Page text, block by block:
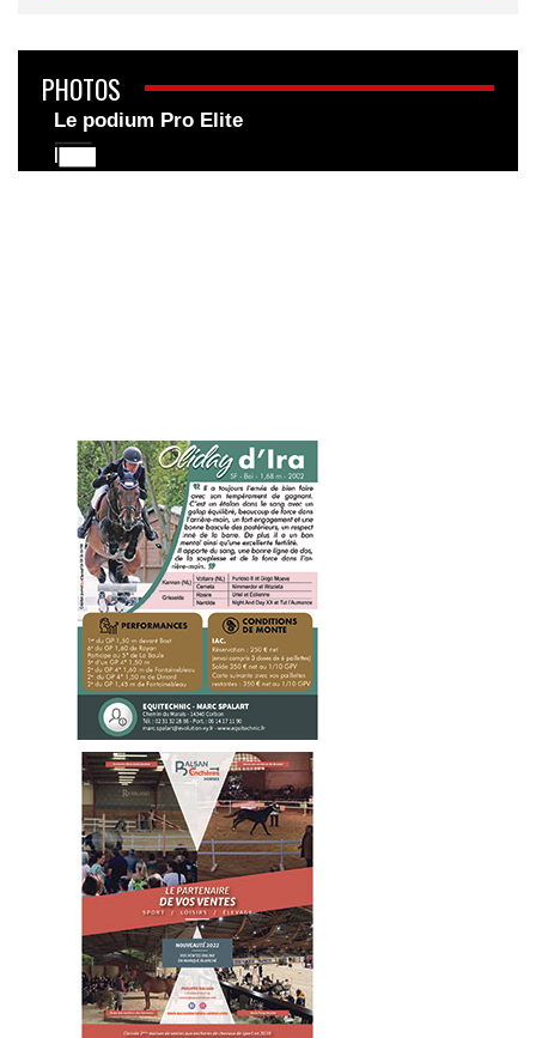
PHOTOS
Le podium Pro Elite